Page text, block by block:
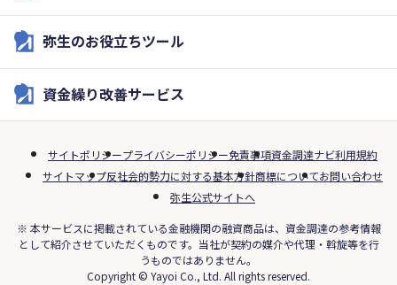
弥生のお役立ちツール
資金繰り改善サービス
サイトポリシープライバシーポリシー免責事項資金調達ナビ利用規約
サイトマップ反社会的勢力に対する基本方針商標についてお問い合わせ
弥生公式サイトへ
※ 本サービスに掲載されている金融機関の融資商品は、資金調達の参考情報
として紹介させていただくものです。当社が契約の媒介や代理・斡旋等を行
うものではありません。
Copyright © Yayoi Co., Ltd. All rights reserved.